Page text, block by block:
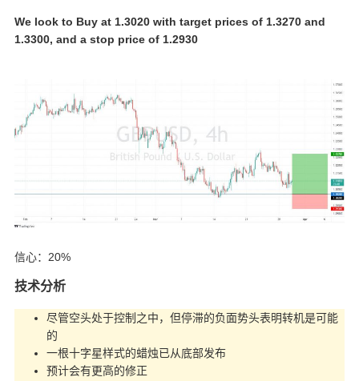
We look to Buy at 1.3020 with target prices of 1.3270 and
1.3300, and a stop price of 1.2930
信心：20%
技术分析
尽管空头处于控制之中，但停滞的负面势头表明转机是可能
的
一根十字星样式的蜡烛已从底部发布
预计会有更高的修正